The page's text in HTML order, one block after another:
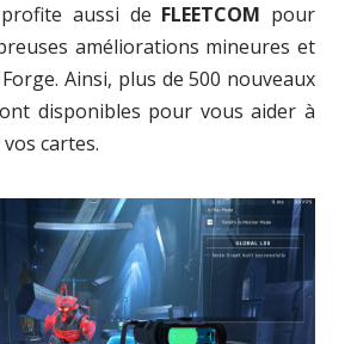
aussi de FLEETCOM pour
améliorations mineures et
Ainsi, plus de 500 nouveaux
disponibles pour vous aider à
cartes.